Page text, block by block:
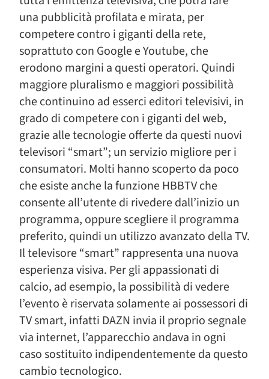
una pubblicità profilata e mirata, per
competere contro i giganti della rete,
soprattuto con Google e Youtube, che
erodono margini a questi operatori. Quindi
maggiore pluralismo e maggiori possibilità
che continuino ad esserci editori televisivi, in
grado di competere con i giganti del web,
grazie alle tecnologie offerte da questi nuovi
televisori “smart”; un servizio migliore per i
consumatori. Molti hanno scoperto da poco
che esiste anche la funzione HBBTV che
consente all’utente di rivedere dall’inizio un
programma, oppure scegliere il programma
preferito, quindi un utilizzo avanzato della TV.
Il televisore “smart” rappresenta una nuova
esperienza visiva. Per gli appassionati di
calcio, ad esempio, la possibilità di vedere
l’evento è riservata solamente ai possessori di
TV smart, infatti DAZN invia il proprio segnale
via internet, l’apparecchio andava in ogni
caso sostituito indipendentemente da questo
cambio tecnologico.